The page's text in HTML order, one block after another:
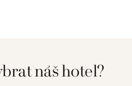
náš hotel?